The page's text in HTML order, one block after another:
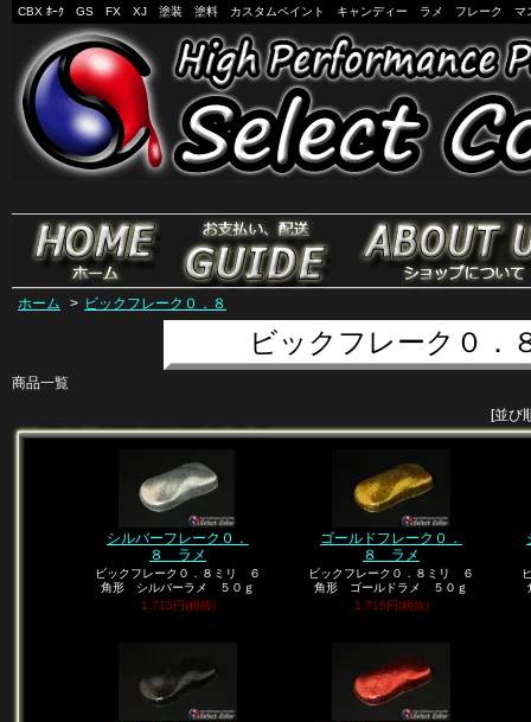
CBX ﾎｰｸ GS FX XJ 塗装 塗料 カスタムペイント キャンディー ラメ フレーク マ
ホーム > ビックフレーク０．８
ビックフレーク０．
商品一覧
[並び
シルバーフレーク０．
８ ラメ
ビックフレーク０．８ミリ ６
角形 シルバーラメ ５０ｇ
1,715円(税抜)
ゴールドフレーク０．
８ ラメ
ビックフレーク０．８ミリ ６
角形 ゴールドラメ ５０ｇ
1,715円(税抜)